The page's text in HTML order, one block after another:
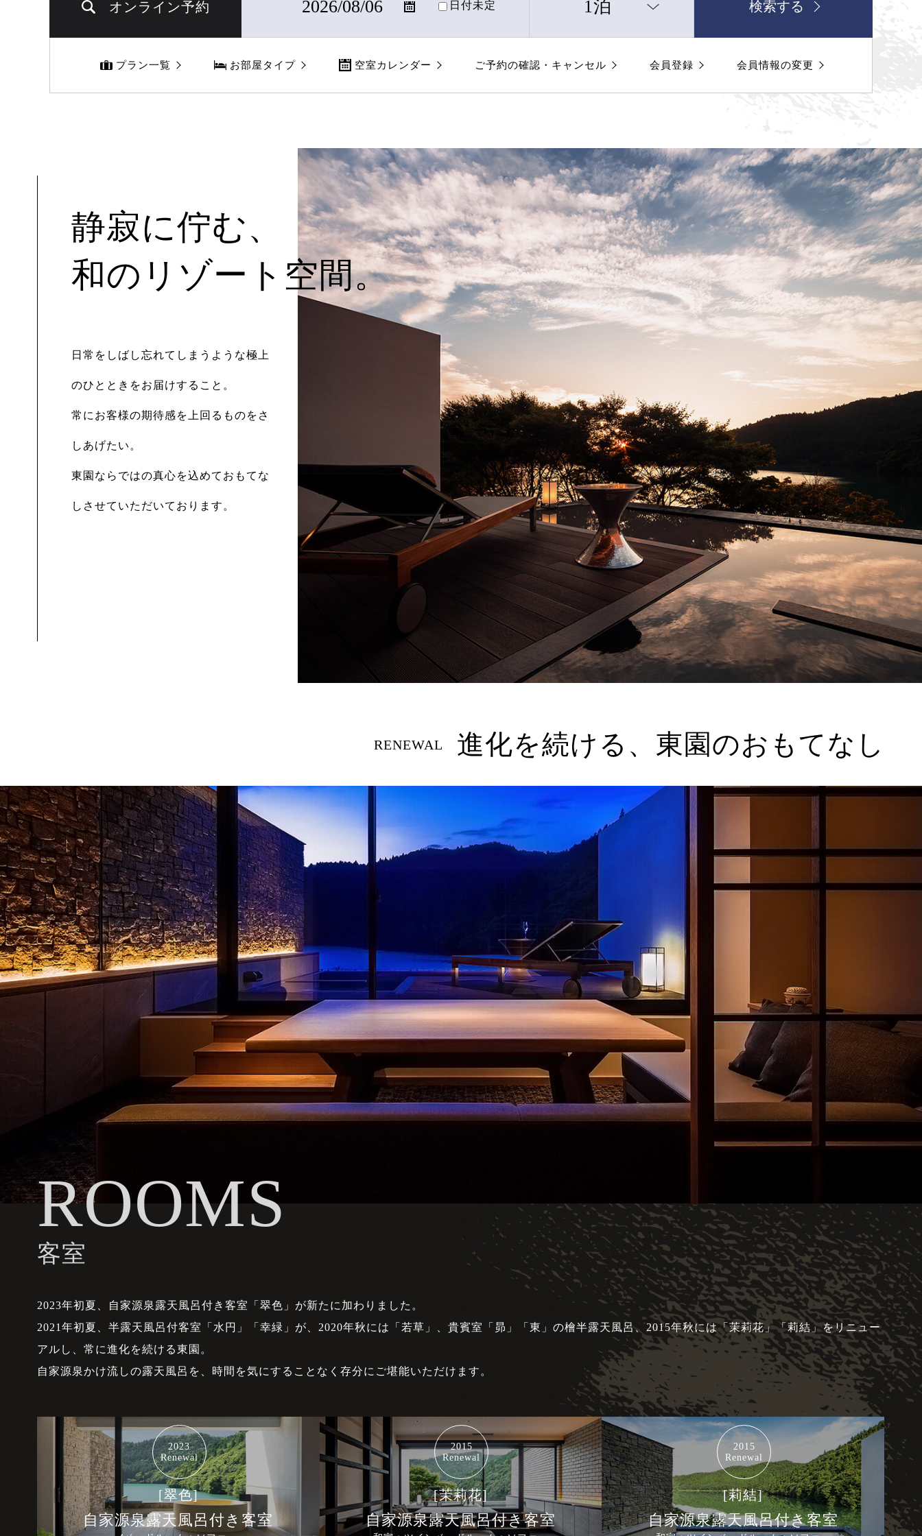
オンライン予約 日付未定 1泊 検索する
プラン一覧 お部屋タイプ 空室カレンダー ご予約の確認・キャンセル 会員登録 会員情報の変更
静寂に佇む、
和のリゾート空間。
日常をしばし忘れてしまうような極上
のひとときをお届けすること。
常にお客様の期待感を上回るものをさ
しあげたい。
東園ならではの真心を込めておもてな
しさせていただいております。
RENEWAL 進化を続ける、東園のおもてなし
ROOMS
客室
2023年初夏、自家源泉露天風呂付き客室「翠色」が新たに加わりました。
2021年初夏、半露天風呂付客室「水円」「幸緑」が、2020年秋には「若草」、貴賓室「昴」「東」の檜半露天風呂、2015年秋には「茉莉花」「莉結」をリニュー
アルし、常に進化を続ける東園。
自家源泉かけ流しの露天風呂を、時間を気にすることなく存分にご堪能いただけます。
2023
Renewal
[翠色]
自家源泉露天風呂付き客室
2015
Renewal
[茉莉花]
自家源泉露天風呂付き客室
2015
Renewal
[莉結]
自家源泉露天風呂付き客室